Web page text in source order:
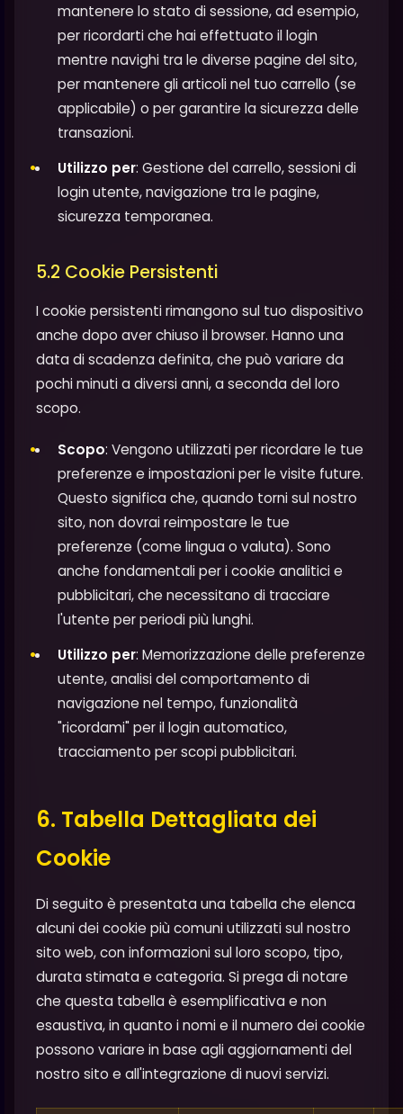
mantenere lo stato di sessione, ad esempio,
per ricordarti che hai effettuato il login
mentre navighi tra le diverse pagine del sito,
per mantenere gli articoli nel tuo carrello (se
applicabile) o per garantire la sicurezza delle
transazioni.
Utilizzo per: Gestione del carrello, sessioni di
login utente, navigazione tra le pagine,
sicurezza temporanea.
5.2 Cookie Persistenti
I cookie persistenti rimangono sul tuo dispositivo
anche dopo aver chiuso il browser. Hanno una
data di scadenza definita, che può variare da
pochi minuti a diversi anni, a seconda del loro
scopo.
Scopo: Vengono utilizzati per ricordare le tue
preferenze e impostazioni per le visite future.
Questo significa che, quando torni sul nostro
sito, non dovrai reimpostare le tue
preferenze (come lingua o valuta). Sono
anche fondamentali per i cookie analitici e
pubblicitari, che necessitano di tracciare
l'utente per periodi più lunghi.
Utilizzo per: Memorizzazione delle preferenze
utente, analisi del comportamento di
navigazione nel tempo, funzionalità
"ricordami" per il login automatico,
tracciamento per scopi pubblicitari.
6. Tabella Dettagliata dei
Cookie
Di seguito è presentata una tabella che elenca
alcuni dei cookie più comuni utilizzati sul nostro
sito web, con informazioni sul loro scopo, tipo,
durata stimata e categoria. Si prega di notare
che questa tabella è esemplificativa e non
esaustiva, in quanto i nomi e il numero dei cookie
possono variare in base agli aggiornamenti del
nostro sito e all'integrazione di nuovi servizi.